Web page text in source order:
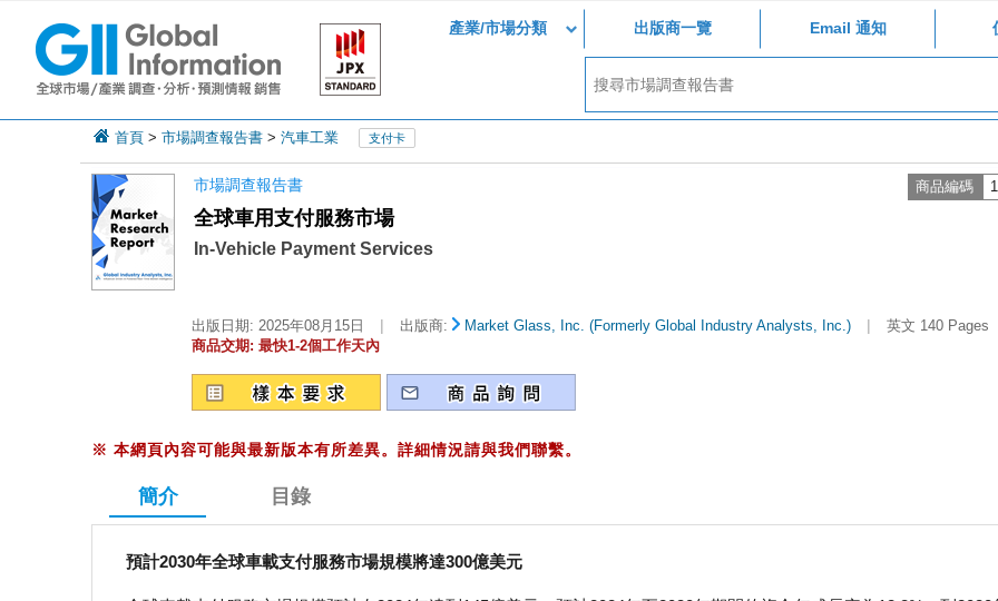
產業/市場分類 出版商一覽 Email 通知
首頁 > 市場調查報告書 > 汽車工業 支付卡
市場調查報告書 商品編碼
全球車用支付服務市場
In-Vehicle Payment Services
出版日期: 2025年08月15日 | 出版商: Market Glass, Inc. (Formerly Global Industry Analysts, Inc.) | 英文 140 Pages
商品交期: 最快1-2個工作天內
※ 本網頁內容可能與最新版本有所差異。詳細情況請與我們聯繫。
簡介 目錄
預計2030年全球車載支付服務市場規模將達300億美元